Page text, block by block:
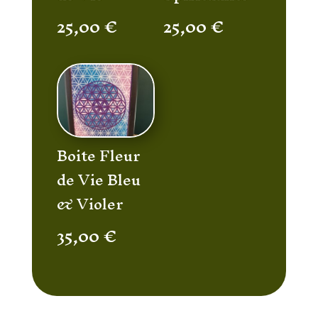
25,00€ 25,00€
Boite Fleur
de Vie Bleu
& Violer
35,00€